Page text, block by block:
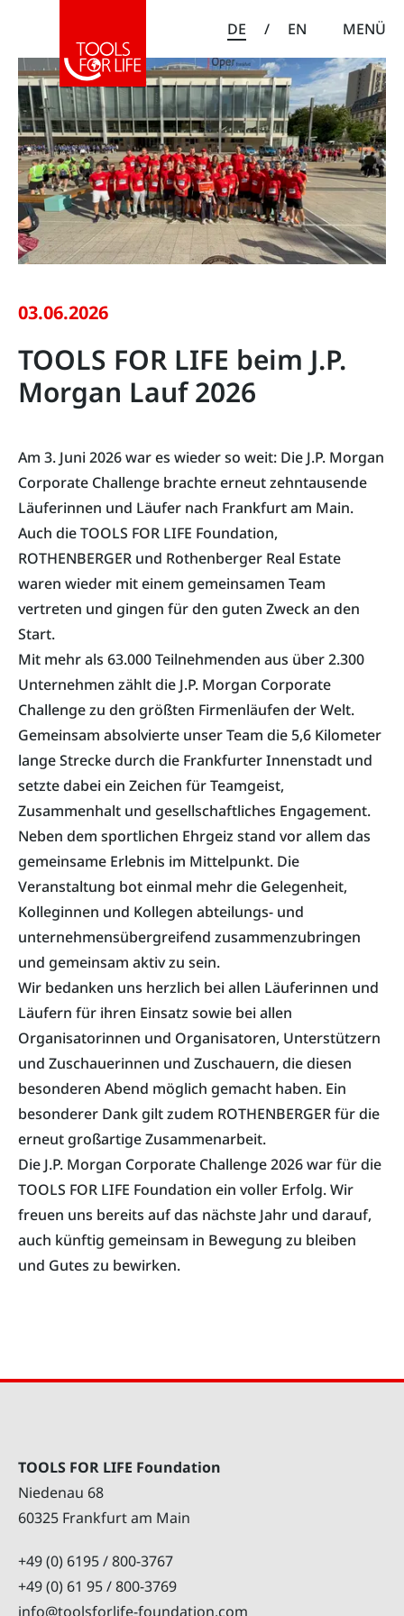
DE / EN MENÜ
03.06.2026
TOOLS FOR LIFE beim J.P.
Morgan Lauf 2026
Am 3. Juni 2026 war es wieder so weit: Die J.P. Morgan
Corporate Challenge brachte erneut zehntausende
Läuferinnen und Läufer nach Frankfurt am Main.
Auch die TOOLS FOR LIFE Foundation,
ROTHENBERGER und Rothenberger Real Estate
waren wieder mit einem gemeinsamen Team
vertreten und gingen für den guten Zweck an den
Start.
Mit mehr als 63.000 Teilnehmenden aus über 2.300
Unternehmen zählt die J.P. Morgan Corporate
Challenge zu den größten Firmenläufen der Welt.
Gemeinsam absolvierte unser Team die 5,6 Kilometer
lange Strecke durch die Frankfurter Innenstadt und
setzte dabei ein Zeichen für Teamgeist,
Zusammenhalt und gesellschaftliches Engagement.
Neben dem sportlichen Ehrgeiz stand vor allem das
gemeinsame Erlebnis im Mittelpunkt. Die
Veranstaltung bot einmal mehr die Gelegenheit,
Kolleginnen und Kollegen abteilungs- und
unternehmensübergreifend zusammenzubringen
und gemeinsam aktiv zu sein.
Wir bedanken uns herzlich bei allen Läuferinnen und
Läufern für ihren Einsatz sowie bei allen
Organisatorinnen und Organisatoren, Unterstützern
und Zuschauerinnen und Zuschauern, die diesen
besonderen Abend möglich gemacht haben. Ein
besonderer Dank gilt zudem ROTHENBERGER für die
erneut großartige Zusammenarbeit.
Die J.P. Morgan Corporate Challenge 2026 war für die
TOOLS FOR LIFE Foundation ein voller Erfolg. Wir
freuen uns bereits auf das nächste Jahr und darauf,
auch künftig gemeinsam in Bewegung zu bleiben
und Gutes zu bewirken.
TOOLS FOR LIFE Foundation
Niedenau 68
60325 Frankfurt am Main
+49 (0) 6195 / 800-3767
+49 (0) 61 95 / 800-3769
info@toolsforlife-foundation.com